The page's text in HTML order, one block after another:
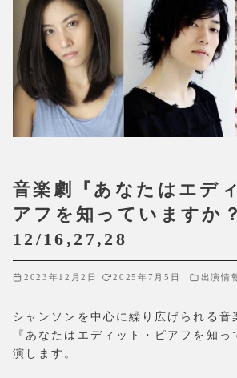
音楽劇『あなたはエデ
アフを知っていますか
12/16,27,28
2023年12月2日 2025年7月5日 出演情
シャンソンを中心に繰り広げられる音
『あなたはエディット・ピアフを知っ
演します。